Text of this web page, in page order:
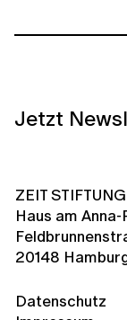
Jetzt
ZEIT
Haus am
20148
Datenschutz